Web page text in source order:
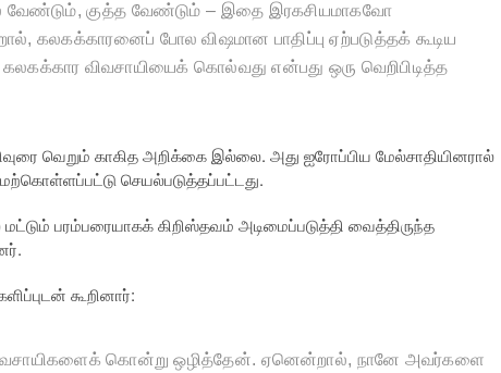
,குத்த வேண்டும் – இதை இரகசியமாகவோ
, கலகக்காரனைப் போல விஷமான பாதிப்பு ஏற்படுத்தக் கூடிய
கலகக்கார விவசாயியைக் கொல்வது என்பது ஒரு வெறிபிடித்த
வெறும் காகித அறிக்கை இல்லை. அது ஐரோப்பிய மேல்சாதியினரால்
செயல்படுத்தப்பட்டது.
பரம்பரையாகக் கிறிஸ்தவம் அடிமைப்படுத்தி வைத்திருந்த
கூறினார்:
கொன்று ஒழித்தேன். ஏனென்றால், நானே அவர்களை